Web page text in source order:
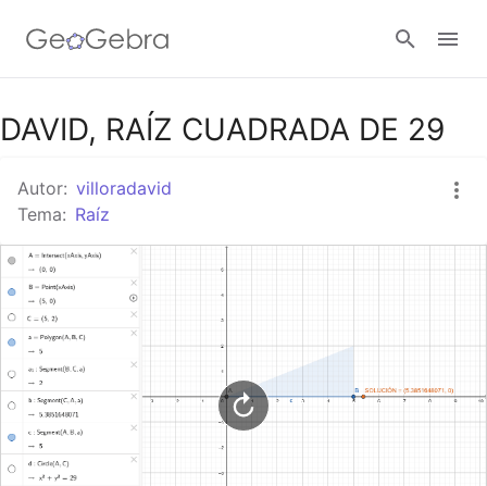
Google Classroom
GeoGebra Classroom
DAVID, RAÍZ CUADRADA DE 29
Autor: villoradavid
Tema: Raíz